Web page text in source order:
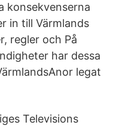
konsekvenserna
in till Värmlands
regler och På
har dessa
legat
Televisions